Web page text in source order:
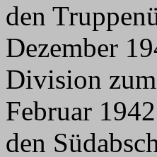
den
Dezember
Division
Februar
den